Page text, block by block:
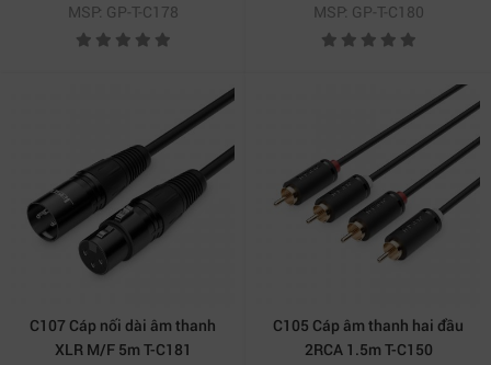
MSP: GP-T-C178 MSP: GP-T-C180
C107 Cáp nối dài âm thanh
XLR M/F 5m T-C181
C105 Cáp âm thanh hai đầu
2RCA 1.5m T-C150